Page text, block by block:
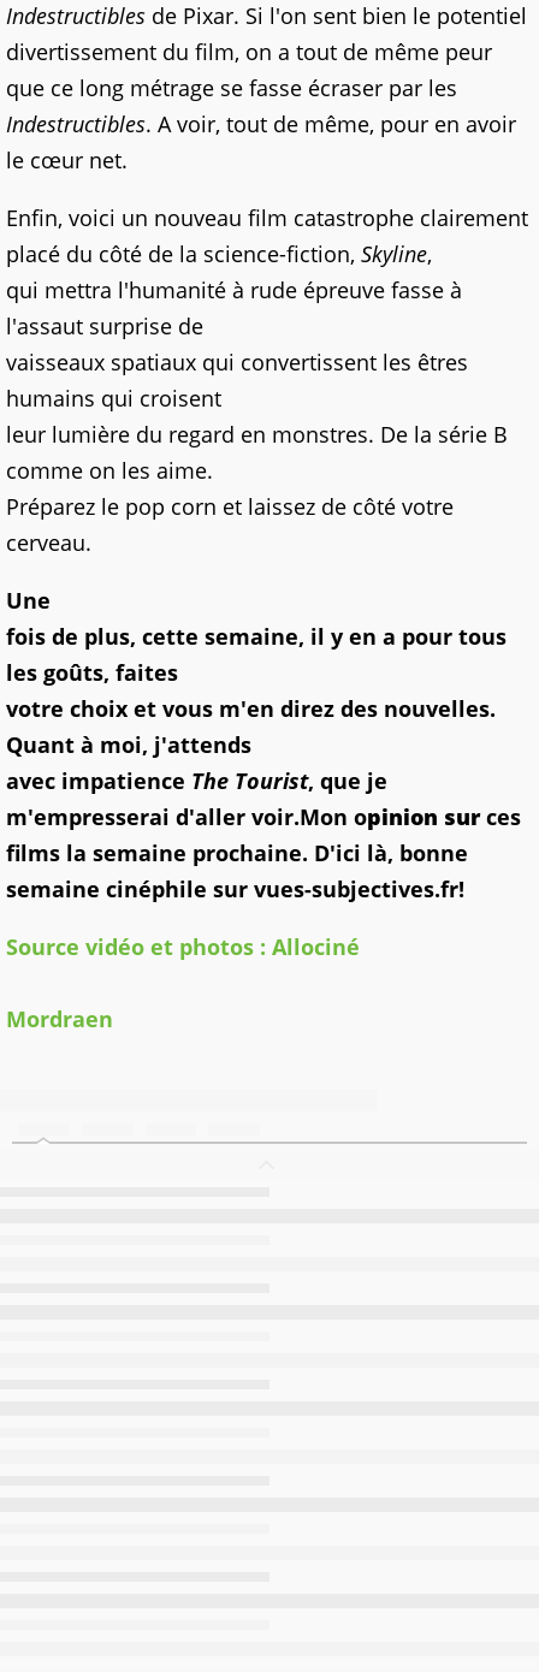
Indestructibles de Pixar. Si l'on sent bien le potentiel
divertissement du film, on a tout de même peur
que ce long métrage se fasse écraser par les
Indestructibles. A voir, tout de même, pour en avoir
le cœur net.
Enfin, voici un nouveau film catastrophe clairement
placé du côté de la science-fiction, Skyline,
qui mettra l'humanité à rude épreuve fasse à
l'assaut surprise de
vaisseaux spatiaux qui convertissent les êtres
humains qui croisent
leur lumière du regard en monstres. De la série B
comme on les aime.
Préparez le pop corn et laissez de côté votre
cerveau.
Une
fois de plus, cette semaine, il y en a pour tous
les goûts, faites
votre choix et vous m'en direz des nouvelles.
Quant à moi, j'attends
avec impatience The Tourist, que je
m'empresserai d'aller voir.Mon opinion surces
films la semaine prochaine. D'ici là, bonne
semaine cinéphile sur vues-subjectives.fr!
Source vidéo et photos : Allociné
Mordraen